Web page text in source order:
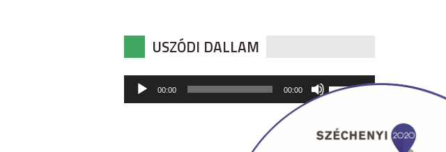
USZÓDI DALLAM
Audió
lejátszó
00:00 00:00
hangerő
csökkentéséhez